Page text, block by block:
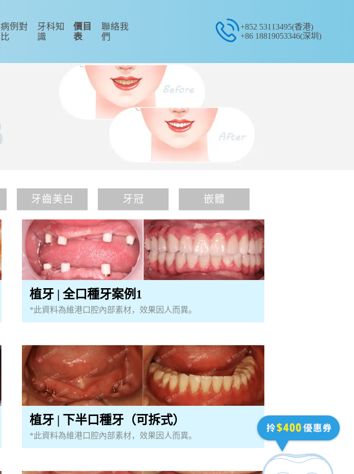
病例對
比
牙科知
識
價目
表
聯絡我
們
+852 53113495(香港)
+86 18819053346(深圳)
牙齒美白 牙冠 嵌體
植牙 | 全口種牙案例1
*此資料為維港口腔內部素材，效果因人而異。
植牙 | 下半口種牙（可拆式）
*此資料為維港口腔內部素材，效果因人而異。